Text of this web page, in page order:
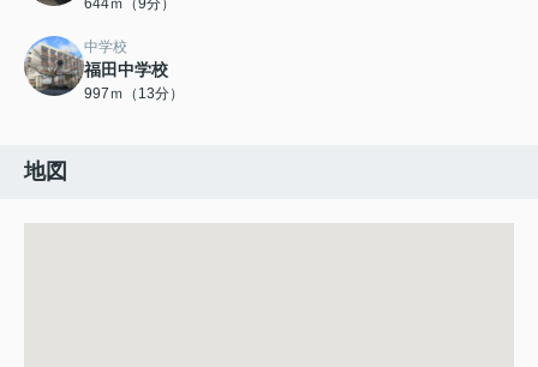
644ｍ（9分）
中学校
福田中学校
997ｍ（13分）
地図